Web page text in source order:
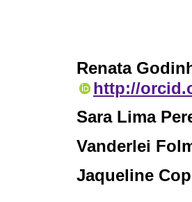
Renata
http://
Sara Lima
Vanderlei
Jaqueline